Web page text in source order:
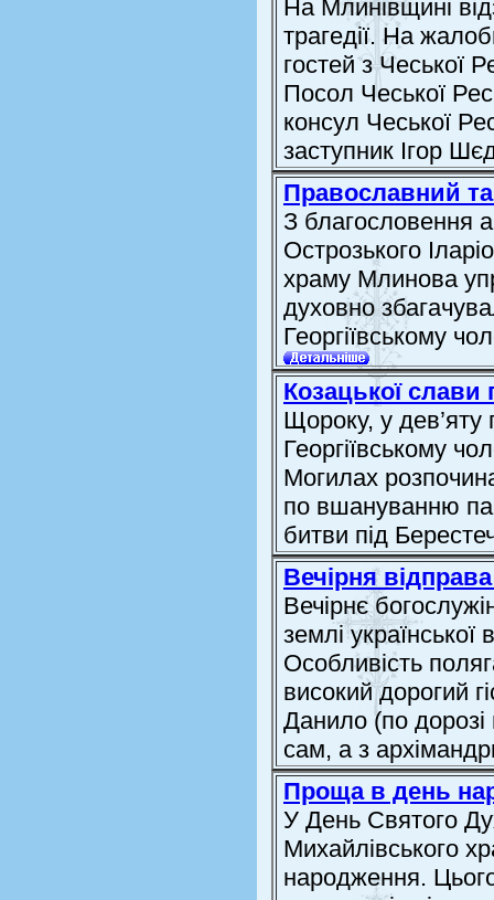
На Млинівщині
трагедії. На
гостей з Чеської
Посол Чеської
консул Чеської
заступник Ігор
Православний
З благословення
Острозького
храму Млинова
духовно
Георгіївському
Козацької слави
Щороку, у дев’яту
Георгіївському
Могилах
по вшануванню
битви під
Вечірня
Вечірнє
землі
Особливість
високий дорогий
Данило (по дорозі
сам, а з
Проща в день
У День Святого
Михайлівського
народження.